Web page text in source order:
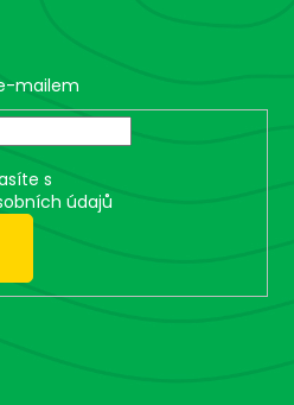
mailem
s
údajů